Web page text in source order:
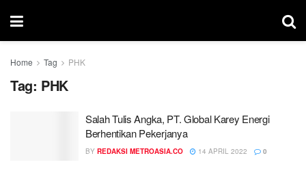
Home Tag PHK
Tag: PHK
Salah Tulis Angka, PT. Global Karey Energi
Berhentikan Pekerjanya
BY REDAKSI METROASIA.CO 14 APRIL 2022 0